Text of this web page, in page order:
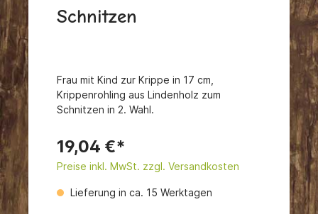
Schnitzen
Frau mit Kind zur Krippe in 17 cm,
Krippenrohling aus Lindenholz zum
Schnitzen in 2. Wahl.
19,04 €*
Preise inkl. MwSt. zzgl. Versandkosten
Lieferung in ca. 15 Werktagen